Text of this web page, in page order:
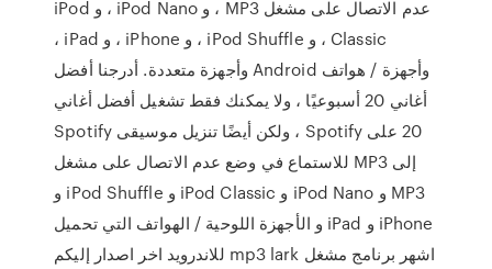
عدم الاتصال على مشغل MP3 ، و iPod Nano ، و iPod
Classic ، و iPod Shuffle ، و iPhone ، و iPad ،
وأجهزة / هواتف Android وأجهزة متعددة. أدرجنا أفضل
أغاني 20 أسبوعيًا ، ولا يمكنك فقط تشغيل أفضل أغاني
20 على Spotify ، ولكن أيضًا تنزيل موسيقى Spotify
إلى MP3 للاستماع في وضع عدم الاتصال على مشغل
MP3 و iPod Nano و iPod Classic و iPod Shuffle و
iPhone و iPad و الأجهزة اللوحية / الهواتف التي تحميل
اشهر برنامج مشغل mp3 lark للاندرويد اخر اصدار إليكم